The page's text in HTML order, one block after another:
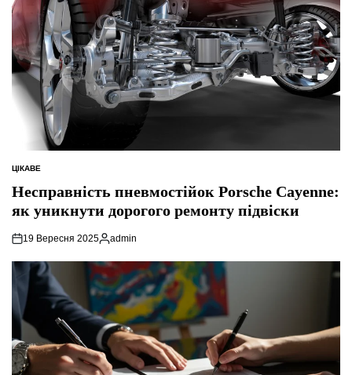
ОПУБЛІКУВАТИ
ЦІКАВЕ
Несправність пневмостійок Porsche Cayenne:
як уникнути дорогого ремонту підвіски
19 Вересня 2025
Опубліковано
admin